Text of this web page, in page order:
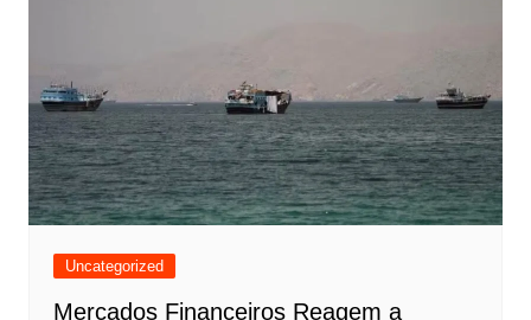
Uncategorized
Mercados Financeiros Reagem a